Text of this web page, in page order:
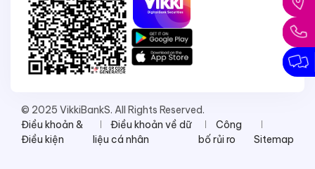
© 2025 VikkiBankS. All Rights Reserved.
Điều khoản &
Điều kiện
Điều khoản về dữ
liệu cá nhân
Công
bố rủi ro
Sitemap